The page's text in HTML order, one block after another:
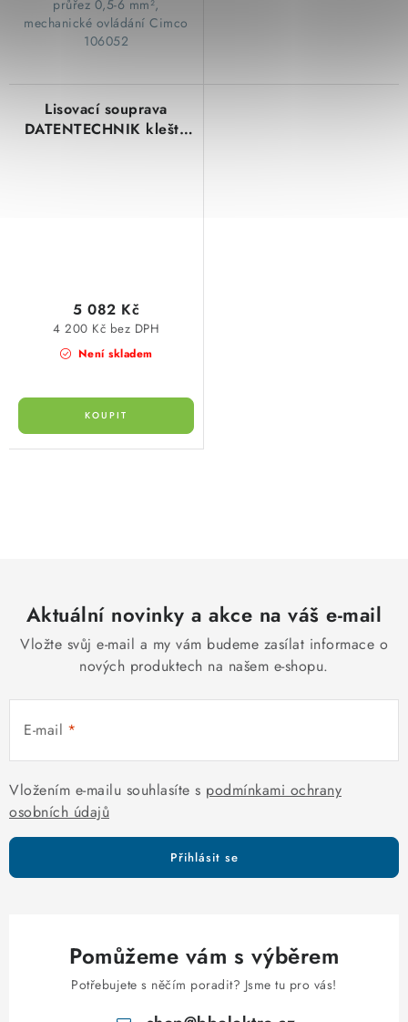
průřez 0,5-6 mm²,
mechanické ovládání Cimco
106052
Lisovací souprava
DATENTECHNIK kleště
Není skladem
4 200 Kč bez DPH
5 082 Kč
a
c
p
r
v
k
y
v
ý
i
Aktuální novinky a akce na váš e-mail
Vložte svůj e-mail a my vám budeme zasílat informace o
nových produktech na našem e-shopu.
E-mail
Vložením e-mailu souhlasíte s podmínkami ochrany
osobních údajů
Přihlásit se
Pomůžeme vám s výběrem
Potřebujete s něčím poradit? Jsme tu pro vás!